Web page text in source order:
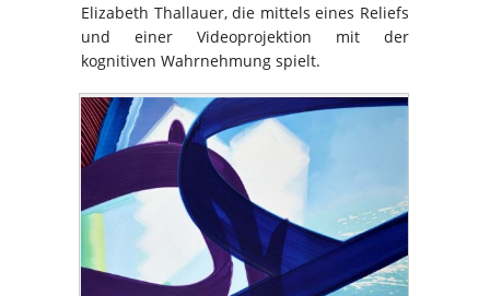
Elizabeth Thallauer, die mittels eines Reliefs
und einer Videoprojektion mit der
kognitiven Wahrnehmung spielt.